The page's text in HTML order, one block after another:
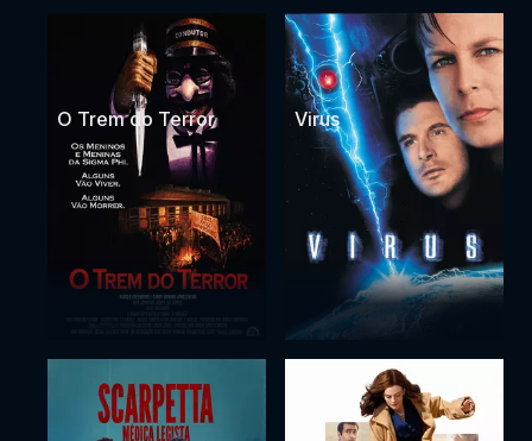
O Trem do Terror Virus